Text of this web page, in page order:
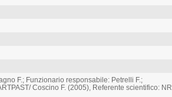
F.; Funzionario responsabile: Petrelli F.;
Coscino F. (2005), Referente scientifico: NR